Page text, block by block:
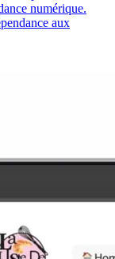
numérique.
aux